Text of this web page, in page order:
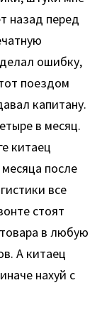
назад перед
ошибку,
поездом
капитану.
в месяц.
китаец
после
все
стоят
в любую
А китаец
нахуй с